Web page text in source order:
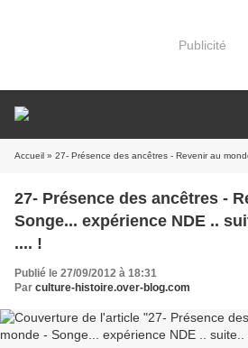
Publicité
Accueil » 27- Présence des ancêtres - Revenir au monde - Songe...
27- Présence des ancêtres -
Songe... expérience NDE ..
.... !
Publié le 27/09/2012 à 18:31
Par culture-histoire.over-blog.com